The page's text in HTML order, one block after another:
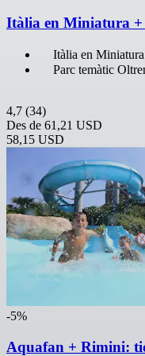
Itàlia en Miniatura
Itàlia en
Parc temàtic
4,7 (34)
Des de 61,21 USD
58,15 USD
-5%
Aquafan + Rimini: